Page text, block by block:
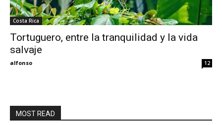
My
Costa Rica
Tortuguero, entre la tranquilidad y la vida
salvaje
alfonso 12
MOST READ